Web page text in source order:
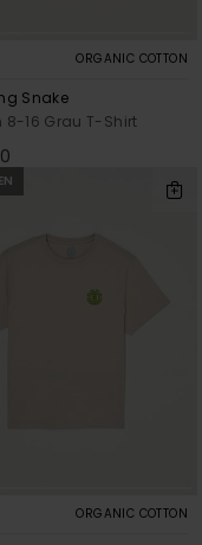
ORGANIC COTTON
Snake
8-16 Grau T-Shirt
ORGANIC COTTON